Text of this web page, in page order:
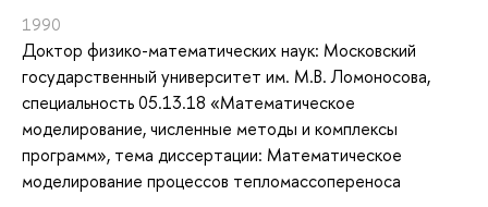
1990
Доктор физико-математических наук: Московский
государственный университет им. М.В. Ломоносова,
специальность 05.13.18 «Математическое
моделирование, численные методы и комплексы
программ», тема диссертации: Математическое
моделирование процессов тепломассопереноса